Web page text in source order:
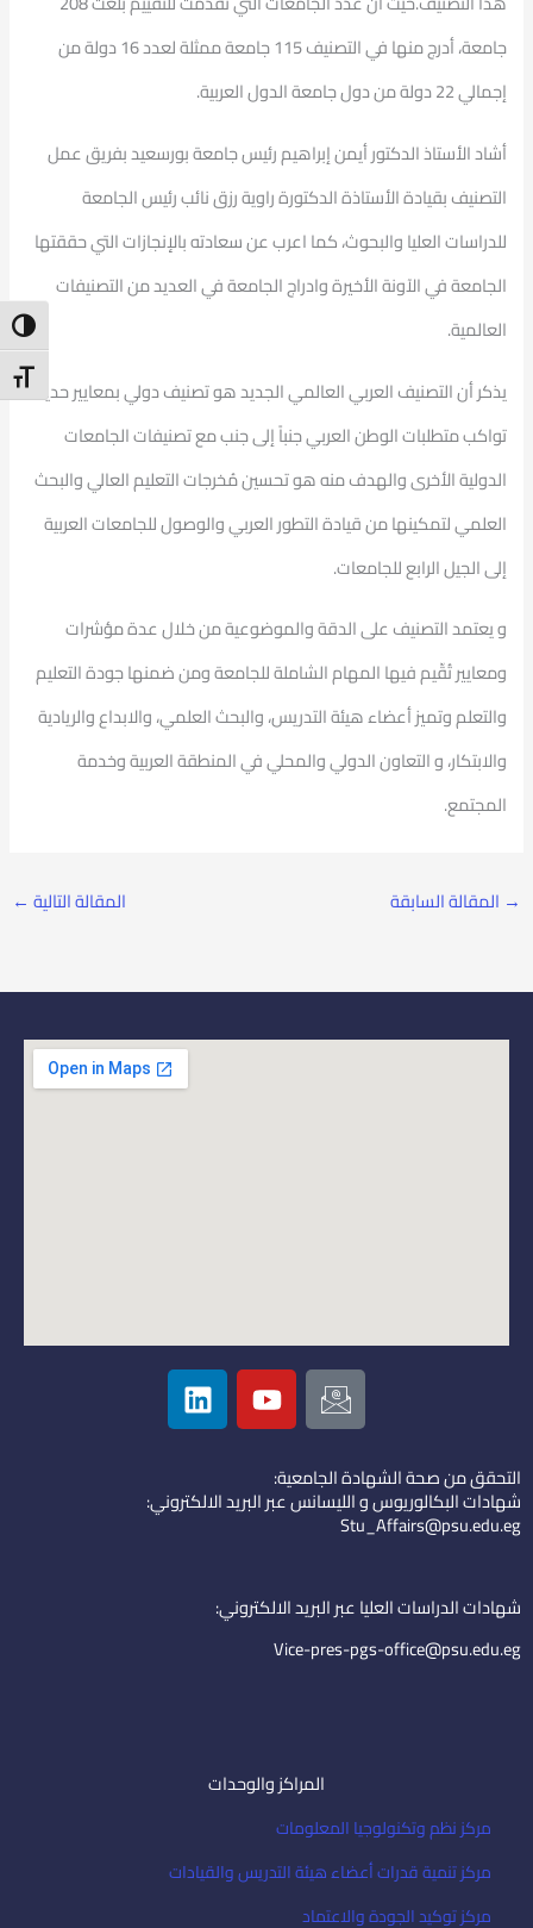
جامعة، أدرج منها في التصنيف 115 جامعة ممثلة لعدد 16 دولة من
إجمالي 22 دولة من دول جامعة الدول العربية.
أشاد الأستاذ الدكتور أيمن إبراهيم رئيس جامعة بورسعيد بفريق عمل
التصنيف بقيادة الأستاذة الدكتورة راوية رزق نائب رئيس الجامعة
للدراسات العليا والبحوث، كما اعرب عن سعادته بالإنجازات التي حققتها
الجامعة في الآونة الأخيرة وادراج الجامعة في العديد من التصنيفات
العالمية.
يذكر أن التصنيف العربي العالمي الجديد هو تصنيف دولي بمعايير حديثة
تواكب متطلبات الوطن العربي جنباً إلى جنب مع تصنيفات الجامعات
الدولية الأخرى والهدف منه هو تحسين مُخرجات التعليم العالي والبحث
العلمي لتمكينها من قيادة التطور العربي والوصول للجامعات العربية
إلى الجيل الرابع للجامعات.
و يعتمد التصنيف على الدقة والموضوعية من خلال عدة مؤشرات
ومعايير تُقّيم فيها المهام الشاملة للجامعة ومن ضمنها جودة التعليم
والتعلم وتميز أعضاء هيئة التدريس، والبحث العلمي، والابداع والريادية
والابتكار، و التعاون الدولي والمحلي في المنطقة العربية وخدمة
المجتمع.
→ المقالة السابقة المقالة التالية ←
I
c
o
n
-
e
i
l
Y
o
u
u
b
L
i
n
e
d
التحقق من صحة الشهادة الجامعية:
شهادات البكالوريوس و الليسانس عبر البريد الالكتروني:
Stu_Affairs@psu.edu.eg
شهادات الدراسات العليا عبر البريد الالكتروني:
Vice-pres-pgs-office@psu.edu.eg
المراكز والوحدات
مركز نظم وتكنولوجيا المعلومات
مركز تنمية قدرات أعضاء هيئة التدريس والقيادات
مركز توكيد الجودة والاعتماد